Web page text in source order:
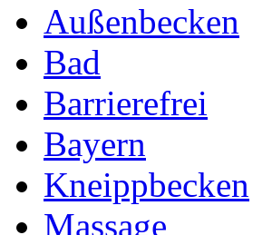
Außenbecken
Bad
Barrierefrei
Bayern
Kneippbecken
Massage